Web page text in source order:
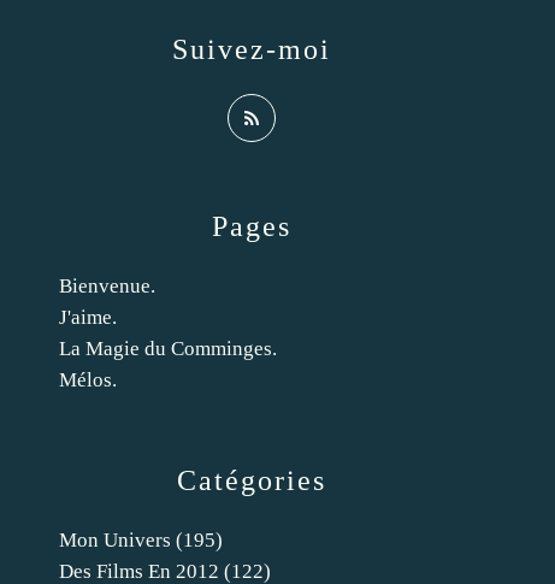
Catégories
Mon Univers (195)
Des Films En 2012 (122)
Pages
Bienvenue.
J'aime.
La Magie du Comminges.
Mélos.
Suivez-moi